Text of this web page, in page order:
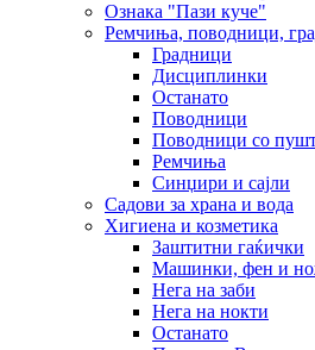
Ознака "Пази куче"
Ремчиња, поводници,
Градници
Дисциплинки
Останато
Поводници
Поводници со
Ремчиња
Синџири и сајли
Садови за храна и вода
Хигиена и козметика
Заштитни гаќички
Машинки, фен и
Нега на заби
Нега на нокти
Останато